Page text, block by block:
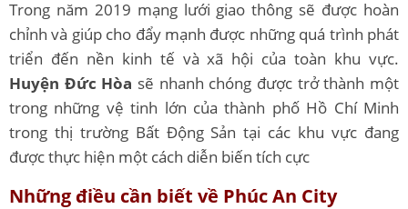
Trong năm 2019 mạng lưới giao thông sẽ được hoàn
chỉnh và giúp cho đẩy mạnh được những quá trình phát
triển đến nền kinh tế và xã hội của toàn khu vực.
Huyện Đức Hòa sẽ nhanh chóng được trở thành một
trong những vệ tinh lớn của thành phố Hồ Chí Minh
trong thị trường Bất Động Sản tại các khu vực đang
được thực hiện một cách diễn biến tích cực
Những điều cần biết về Phúc An City